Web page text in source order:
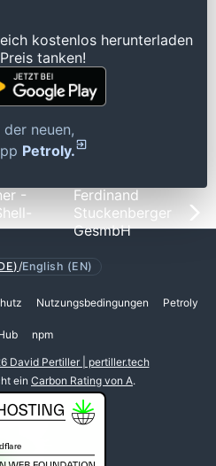
kostenlos herunterladen
tanken!
neuen,
Petroly.
-
Ferdinand
Stuckenberger
GesmbH
/English (EN)
Nutzungsbedingungen Petroly
npm
David Pertiller | pertiller.tech
ein Carbon Rating von A.